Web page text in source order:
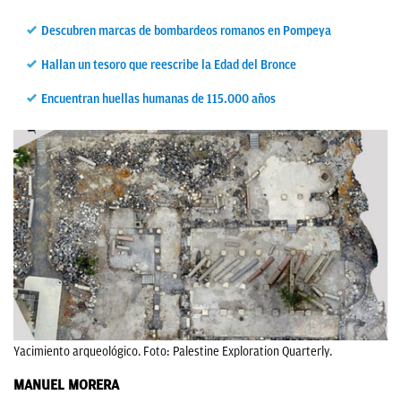
Descubren marcas de bombardeos romanos en Pompeya
Hallan un tesoro que reescribe la Edad del Bronce
Encuentran huellas humanas de 115.000 años
Yacimiento arqueológico. Foto: Palestine Exploration Quarterly.
MANUEL MORERA